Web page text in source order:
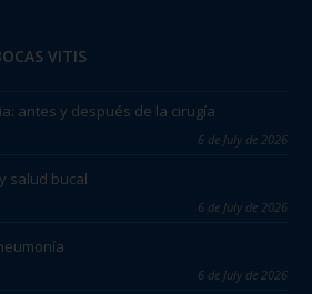
VITIS
antes y después de la cirugía
6 de July de 2026
salud bucal
6 de July de 2026
6 de July de 2026